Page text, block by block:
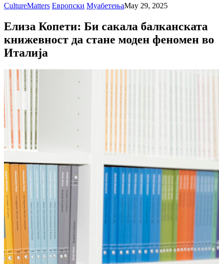
CultureMatters Европски МуабетењаMay 29, 2025
Елиза Копети: Би сакала балканската
книжевност да стане моден феномен во
Италија